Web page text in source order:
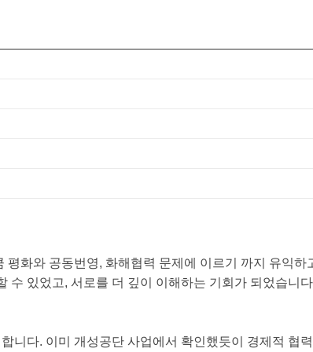
평화와 공동번영, 화해협력 문제에 이르기 까지 유익
수 있었고, 서로를 더 깊이 이해하는 기회가 되었습니
니다. 이미 개성공단 사업에서 확인했듯이 경제적 협